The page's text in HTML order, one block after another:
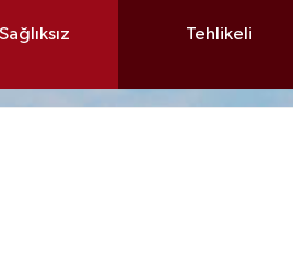
Tehlikeli